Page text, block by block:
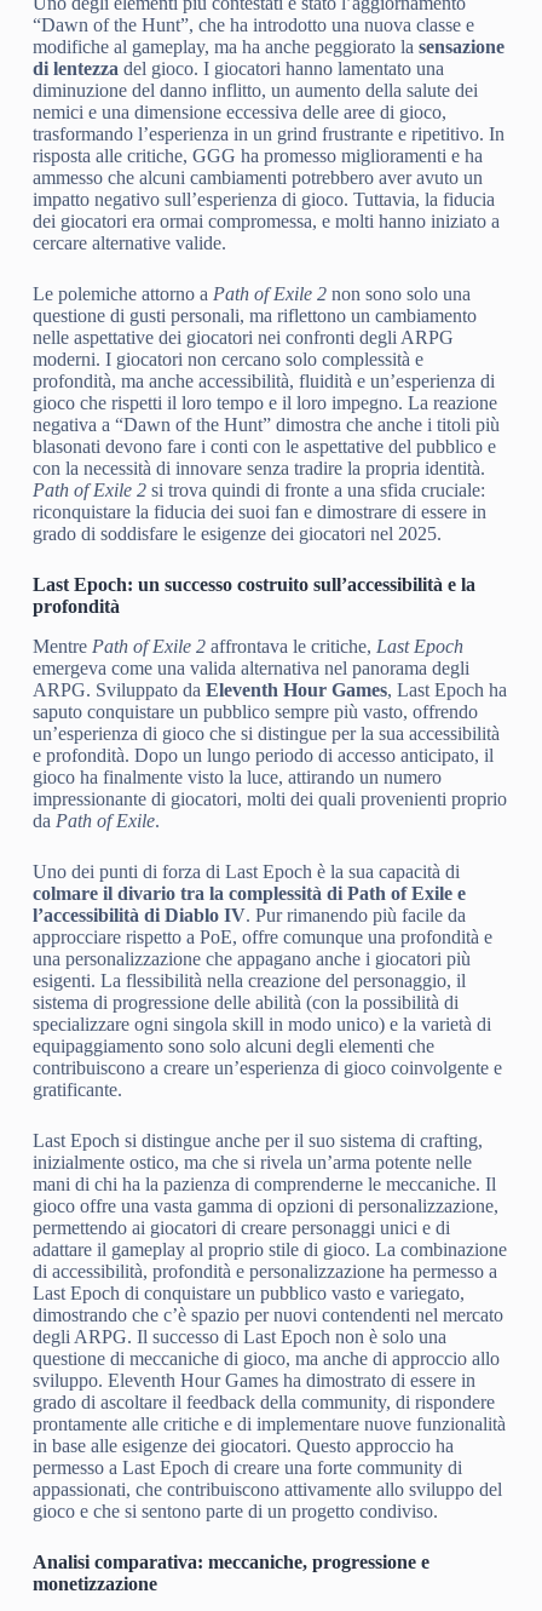
“Dawn of the Hunt”, che ha introdotto una nuova classe e
modifiche al gameplay, ma ha anche peggiorato la sensazione
di lentezza del gioco. I giocatori hanno lamentato una
diminuzione del danno inflitto, un aumento della salute dei
nemici e una dimensione eccessiva delle aree di gioco,
trasformando l’esperienza in un grind frustrante e ripetitivo. In
risposta alle critiche, GGG ha promesso miglioramenti e ha
ammesso che alcuni cambiamenti potrebbero aver avuto un
impatto negativo sull’esperienza di gioco. Tuttavia, la fiducia
dei giocatori era ormai compromessa, e molti hanno iniziato a
cercare alternative valide.
Le polemiche attorno a Path of Exile 2non sono solo una
questione di gusti personali, ma riflettono un cambiamento
nelle aspettative dei giocatori nei confronti degli ARPG
moderni. I giocatori non cercano solo complessità e
profondità, ma anche accessibilità, fluidità e un’esperienza di
gioco che rispetti il loro tempo e il loro impegno. La reazione
negativa a “Dawn of the Hunt” dimostra che anche i titoli più
blasonati devono fare i conti con le aspettative del pubblico e
con la necessità di innovare senza tradire la propria identità.
Path of Exile 2si trova quindi di fronte a una sfida cruciale:
riconquistare la fiducia dei suoi fan e dimostrare di essere in
grado di soddisfare le esigenze dei giocatori nel 2025.
Last Epoch: un successo costruito sull’accessibilità e la
profondità
Mentre Path of Exile 2affrontava le critiche, Last Epoch
emergeva come una valida alternativa nel panorama degli
ARPG. Sviluppato da Eleventh Hour Games, Last Epoch ha
saputo conquistare un pubblico sempre più vasto, offrendo
un’esperienza di gioco che si distingue per la sua accessibilità
e profondità. Dopo un lungo periodo di accesso anticipato, il
gioco ha finalmente visto la luce, attirando un numero
impressionante di giocatori, molti dei quali provenienti proprio
da Path of Exile.
Uno dei punti di forza di Last Epoch è la sua capacità di
colmare il divario tra la complessità di Path of Exile e
l’accessibilità di Diablo IV. Pur rimanendo più facile da
approcciare rispetto a PoE, offre comunque una profondità e
una personalizzazione che appagano anche i giocatori più
esigenti. La flessibilità nella creazione del personaggio, il
sistema di progressione delle abilità (con la possibilità di
specializzare ogni singola skill in modo unico) e la varietà di
equipaggiamento sono solo alcuni degli elementi che
contribuiscono a creare un’esperienza di gioco coinvolgente e
gratificante.
Last Epoch si distingue anche per il suo sistema di crafting,
inizialmente ostico, ma che si rivela un’arma potente nelle
mani di chi ha la pazienza di comprenderne le meccaniche. Il
gioco offre una vasta gamma di opzioni di personalizzazione,
permettendo ai giocatori di creare personaggi unici e di
adattare il gameplay al proprio stile di gioco. La combinazione
di accessibilità, profondità e personalizzazione ha permesso a
Last Epoch di conquistare un pubblico vasto e variegato,
dimostrando che c’è spazio per nuovi contendenti nel mercato
degli ARPG. Il successo di Last Epoch non è solo una
questione di meccaniche di gioco, ma anche di approccio allo
sviluppo. Eleventh Hour Games ha dimostrato di essere in
grado di ascoltare il feedback della community, di rispondere
prontamente alle critiche e di implementare nuove funzionalità
in base alle esigenze dei giocatori. Questo approccio ha
permesso a Last Epoch di creare una forte community di
appassionati, che contribuiscono attivamente allo sviluppo del
gioco e che si sentono parte di un progetto condiviso.
Analisi comparativa: meccaniche, progressione e
monetizzazione